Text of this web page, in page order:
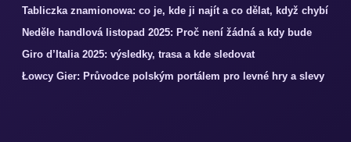
Tabliczka znamionowa: co je, kde ji najít a co dělat, když chybí
Neděle handlová listopad 2025: Proč není žádná a kdy bude
Giro d’Italia 2025: výsledky, trasa a kde sledovat
Łowcy Gier: Průvodce polským portálem pro levné hry a slevy